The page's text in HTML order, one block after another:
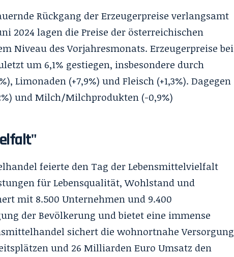
Rückgang der Erzeugerpreise verlangsamt
2024 lagen die Preise der österreichischen
Niveau des Vorjahresmonats. Erzeugerpreise bei
um 6,1% gestiegen, insbesondere durch
Limonaden (+7,9%) und Fleisch (+1,3%). Dagegen
und Milch/Milchprodukten (-0,9%)
feierte den Tag der Lebensmittelvielfalt
für Lebensqualität, Wohlstand und
mit 8.500 Unternehmen und 9.400
der Bevölkerung und bietet eine immense
sichert die wohnortnahe Versorgung
und 26 Milliarden Euro Umsatz den